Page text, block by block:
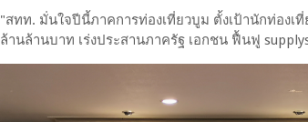
"สทท. มั่นใจปีนี้ภาคการท่องเที่ยวบูม ตั้งเป้านักท่องเ
ล้านล้านบาท เร่งประสานภาครัฐ เอกชน ฟื้นฟู